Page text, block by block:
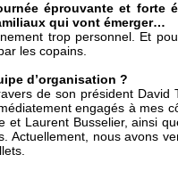
éprouvante et forte
qui vont émerger…
trop personnel. Et
les copains.
d’organisation ?
de son président David
engagés à mes
et Laurent Busselier, ainsi
Actuellement, nous avons